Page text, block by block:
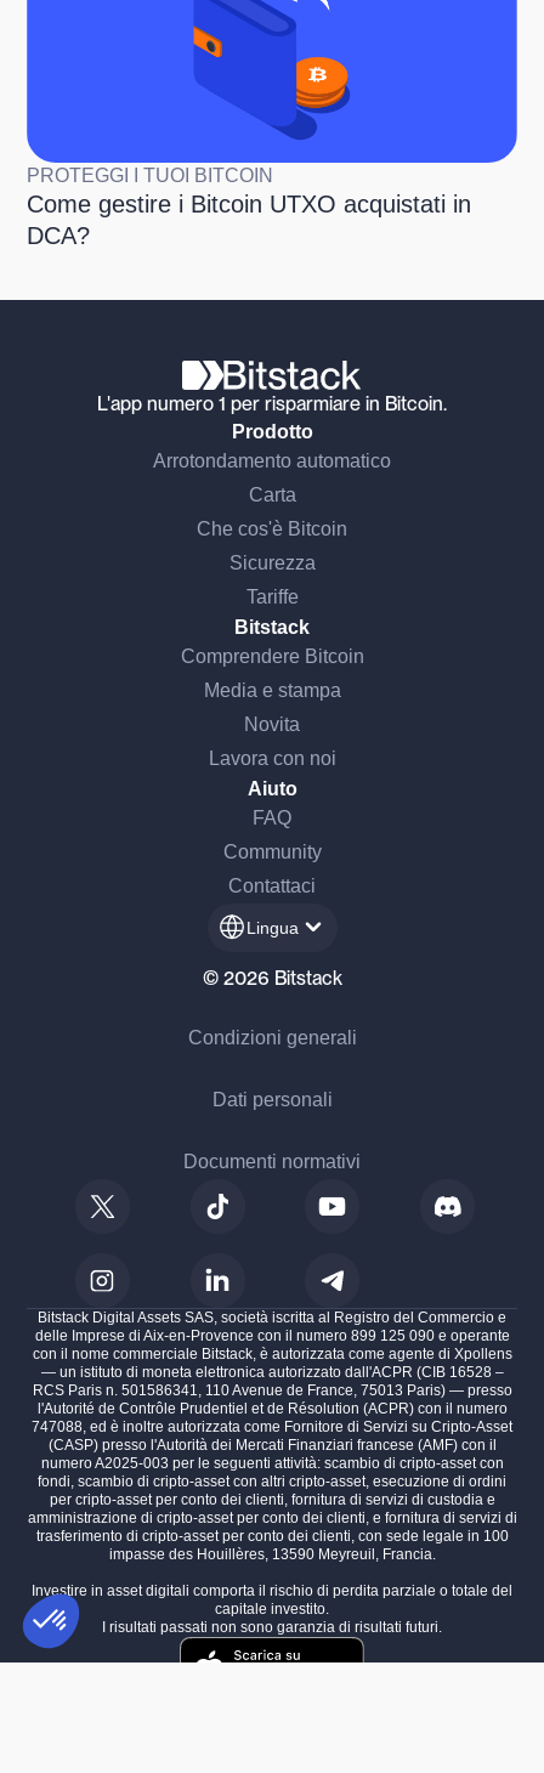
PROTEGGI I TUOI BITCOIN
Come gestire i Bitcoin UTXO acquistati in
DCA?
L'app numero 1 per risparmiare in Bitcoin.
Prodotto
Arrotondamento automatico
Carta
Che cos'è Bitcoin
Sicurezza
Tariffe
Bitstack
Comprendere Bitcoin
Media e stampa
Novita
Lavora con noi
Aiuto
FAQ
Community
Contattaci
Lingua
© 2026 Bitstack
Condizioni generali
Dati personali
Documenti normativi
Bitstack Digital Assets SAS, società iscritta al Registro del Commercio e
delle Imprese di Aix-en-Provence con il numero 899 125 090 e operante
con il nome commerciale Bitstack, è autorizzata come agente di Xpollens
— un istituto di moneta elettronica autorizzato dall'ACPR (CIB 16528 –
RCS Paris n. 501586341, 110 Avenue de France, 75013 Paris) — presso
l'Autorité de Contrôle Prudentiel et de Résolution (ACPR) con il numero
747088, ed è inoltre autorizzata come Fornitore di Servizi su Cripto-Asset
(CASP) presso l'Autorità dei Mercati Finanziari francese (AMF) con il
numero A2025-003 per le seguenti attività: scambio di cripto-asset con
fondi, scambio di cripto-asset con altri cripto-asset, esecuzione di ordini
per cripto-asset per conto dei clienti, fornitura di servizi di custodia e
amministrazione di cripto-asset per conto dei clienti, e fornitura di servizi di
trasferimento di cripto-asset per conto dei clienti, con sede legale in 100
impasse des Houillères, 13590 Meyreuil, Francia.
Investire in asset digitali comporta il rischio di perdita parziale o totale del
capitale investito.
I risultati passati non sono garanzia di risultati futuri.